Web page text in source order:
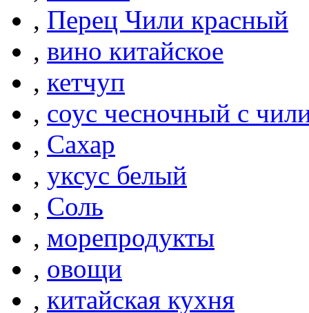
, Перец Чили красный
, вино китайское
, кетчуп
, соус чесночный с
, Сахар
, уксус белый
, Соль
, морепродукты
, овощи
, китайская кухня